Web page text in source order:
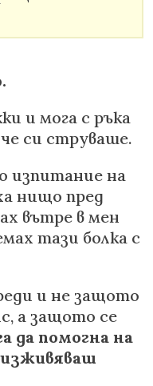
и мога с ръка
си струваше.
изпитание на
нищо пред
вътре в мен
тази болка с
и не защото
а защото се
да помогна на